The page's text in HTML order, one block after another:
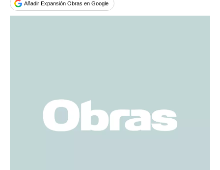
Añadir Expansión Obras en Google